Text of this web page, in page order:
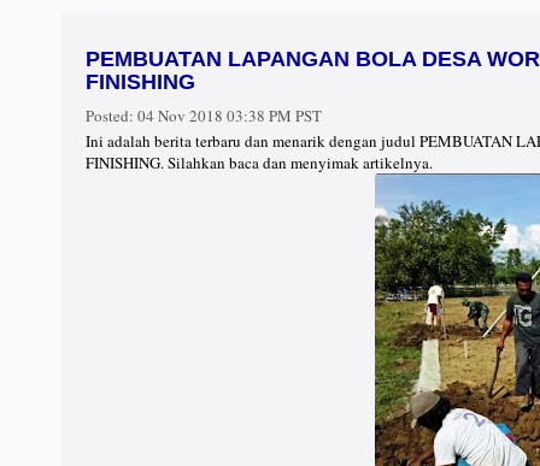
PEMBUATAN LAPANGAN BOLA DESA
FINISHING
Posted: 04 Nov 2018 03:38 PM PST
Ini adalah berita terbaru dan menarik dengan judul PEMBUATAN
FINISHING. Silahkan baca dan menyimak artikelnya.